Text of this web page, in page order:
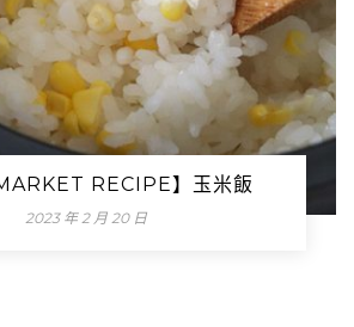
RECIPE】玉米飯
2023 年 2 月 20 日